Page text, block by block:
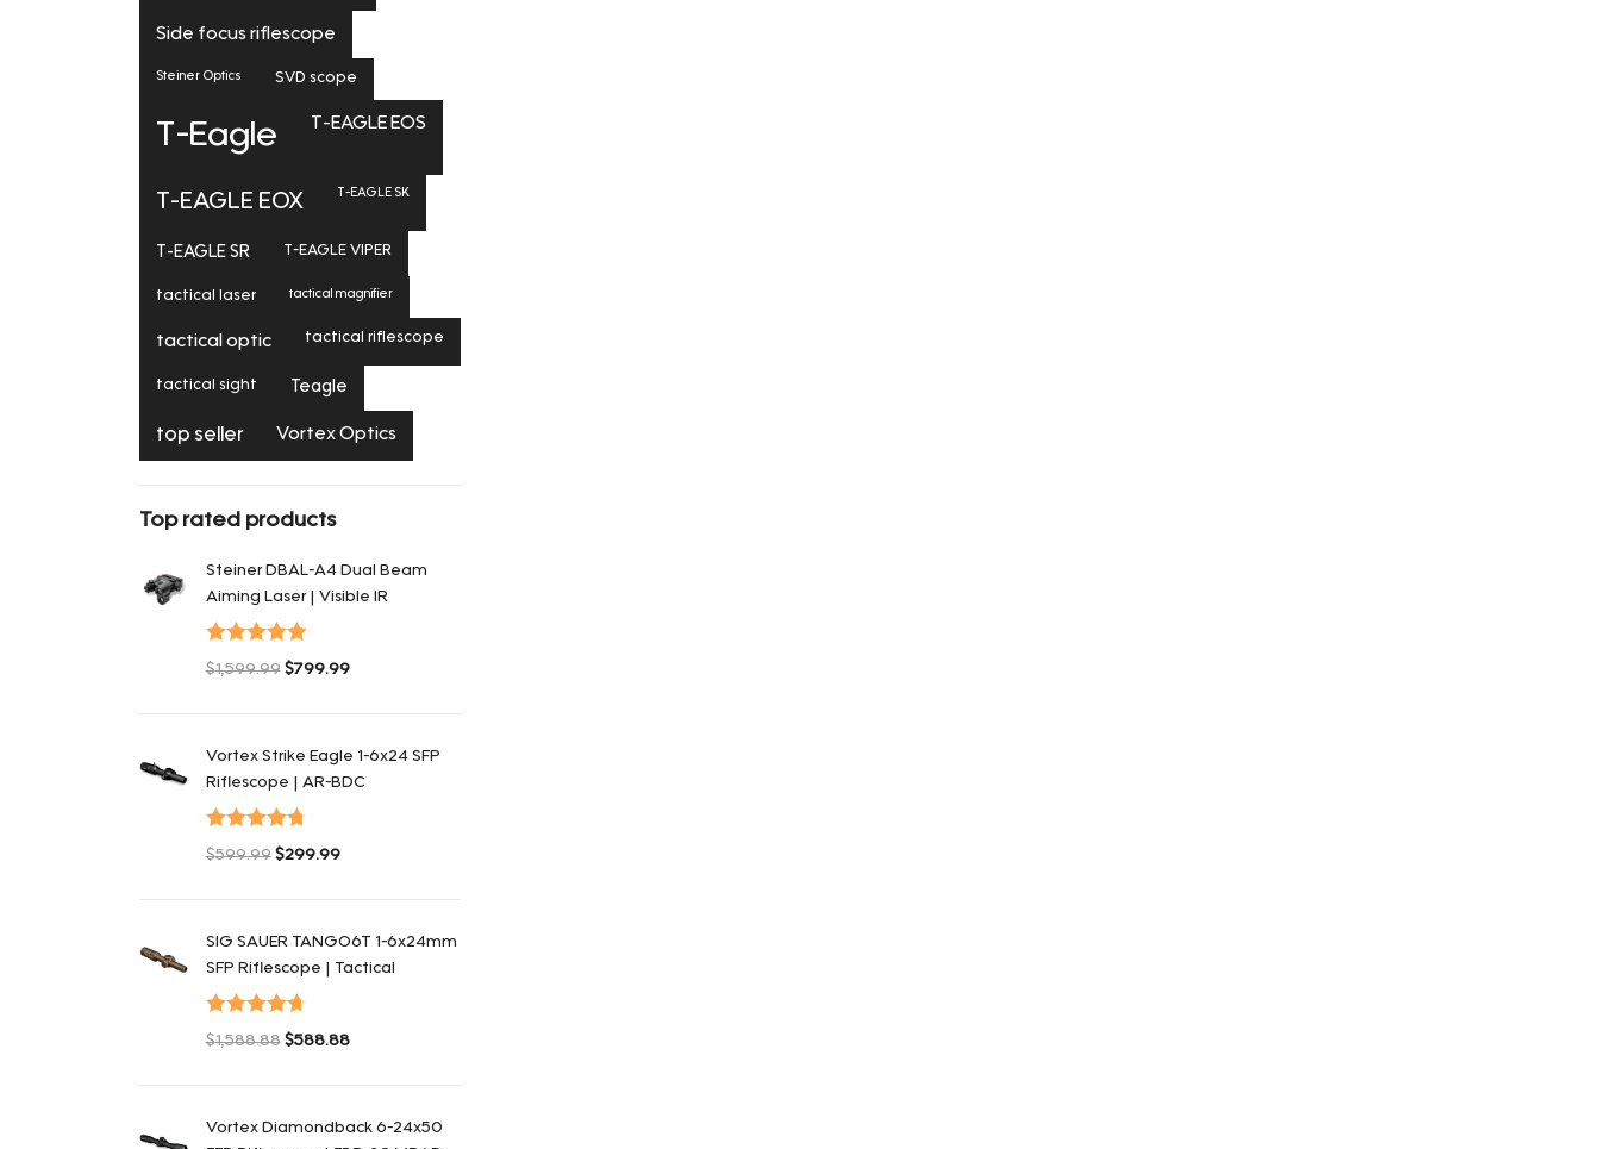
Side focus riflescope
Steiner Optics SVD scope
T-Eagle T-EAGLE EOS
T-EAGLE EOX T-EAGLE SK
T-EAGLE SR T-EAGLE VIPER
tactical laser tactical magnifier
tactical optic tactical riflescope
tactical sight Teagle
top seller Vortex Optics
Top rated products
Steiner DBAL-A4 Dual Beam
Aiming Laser | Visible IR
Оценка 5.00
$1,599.99 $799.99
Vortex Strike Eagle 1-6x24 SFP
Riflescope | AR-BDC
Оценка
$599.99 $299.99
SIG SAUER TANGO6T 1-6x24mm
SFP Riflescope | Tactical
Оценка
$1,588.88 $588.88
Vortex Diamondback 6-24x50